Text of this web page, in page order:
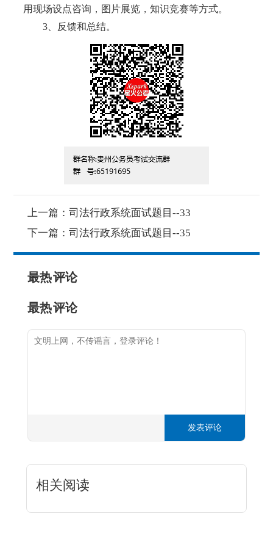
用现场设点咨询，图片展览，知识竞赛等方式。
3、反馈和总结。
上一篇： 司法行政系统面试题目--33
下一篇： 司法行政系统面试题目--35
最热评论
最热评论
发表评论
相关阅读